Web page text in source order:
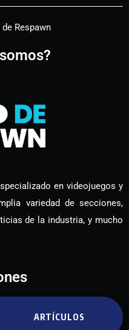
Respawn
en videojuegos y
variedad de secciones,
de la industria, y mucho
ARTÍCULOS